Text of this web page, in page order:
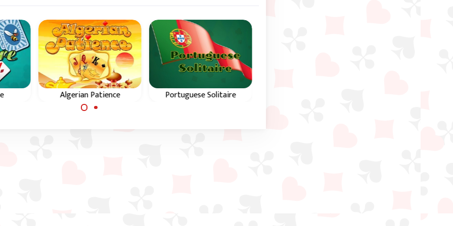
Algerian Patience
da Argélia.
Portuguese Solitaire
uma variação do Castles